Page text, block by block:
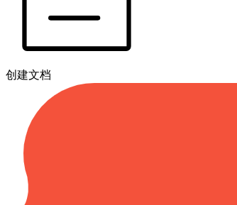
创建文档